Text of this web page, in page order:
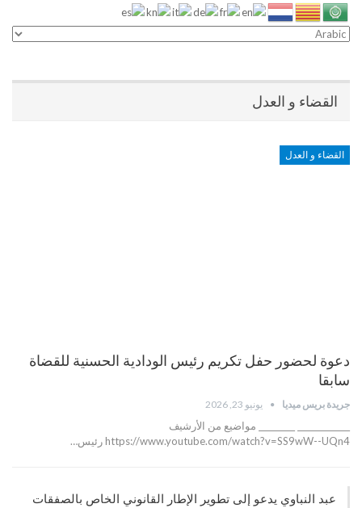
القضاء و العدل
القضاء و العدل
دعوة لحضور حفل تكريم رئيس الودادية الحسنية للقضاة
سابقا
جريدة بريس ميديا يونيو 23, 2026
_____________ _________ مواضيع من الأرشيف
https://www.youtube.com/watch?v=SS9wW--UQn4 رئيس…
عبد النباوي يدعو إلى تطوير الإطار القانوني الخاص بالصفقات